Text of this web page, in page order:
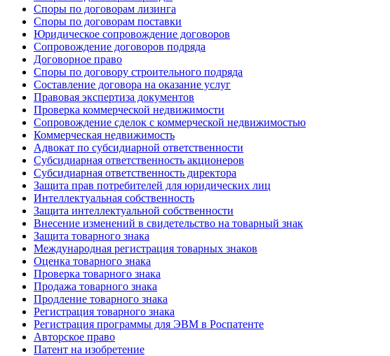
Споры по договорам лизинга
Споры по договорам поставки
Юридическое сопровождение договоров
Сопровождение договоров подряда
Договорное право
Споры по договору строительного подряда
Составление договора на оказание услуг
Правовая экспертиза документов
Проверка коммерческой недвижимости
Сопровождение сделок с коммерческой недвижимостью
Коммерческая недвижимость
Адвокат по субсидиарной ответственности
Субсидиарная ответственность акционеров
Субсидиарная ответственность директора
Защита прав потребителей для юридических лиц
Интеллектуальная собственность
Защита интеллектуальной собственности
Внесение изменений в свидетельство на товарный знак
Защита товарного знака
Международная регистрация товарных знаков
Оценка товарного знака
Проверка товарного знака
Продажа товарного знака
Продление товарного знака
Регистрация товарного знака
Регистрация программы для ЭВМ в Роспатенте
Авторское право
Патент на изобретение